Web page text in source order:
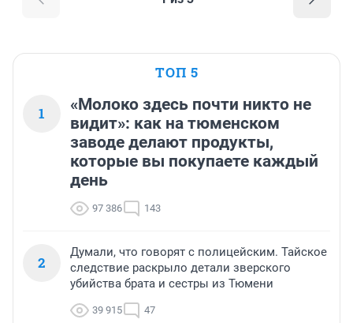
ТОП 5
1
«Молоко здесь почти никто не
видит»: как на тюменском
заводе делают продукты,
которые вы покупаете каждый
день
97 386 143
2
Думали, что говорят с полицейским. Тайское
следствие раскрыло детали зверского
убийства брата и сестры из Тюмени
39 915 47